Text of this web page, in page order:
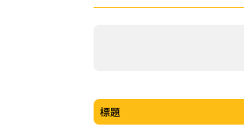
標題